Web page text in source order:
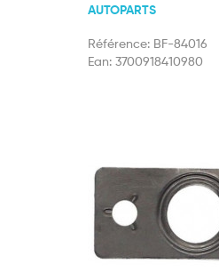
AUTOPARTS
Référence: BF-84016
Ean: 3700918410980